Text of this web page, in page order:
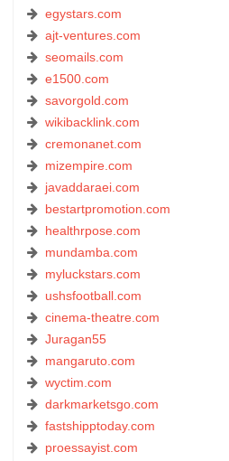
egystars.com
ajt-ventures.com
seomails.com
e1500.com
savorgold.com
wikibacklink.com
cremonanet.com
mizempire.com
javaddaraei.com
bestartpromotion.com
healthrpose.com
mundamba.com
myluckstars.com
ushsfootball.com
cinema-theatre.com
Juragan55
mangaruto.com
wyctim.com
darkmarketsgo.com
fastshipptoday.com
proessayist.com